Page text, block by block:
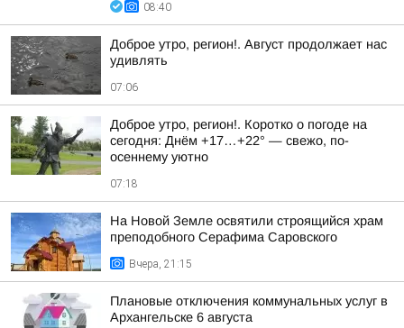
08:40
Доброе утро, регион!. Август продолжает нас
удивлять
07:06
Доброе утро, регион!. Коротко о погоде на
сегодня: Днём +17…+22° — свежо, по-
осеннему уютно
07:18
На Новой Земле освятили строящийся храм
преподобного Серафима Саровского
Вчера, 21:15
Плановые отключения коммунальных услуг в
Архангельске 6 августа